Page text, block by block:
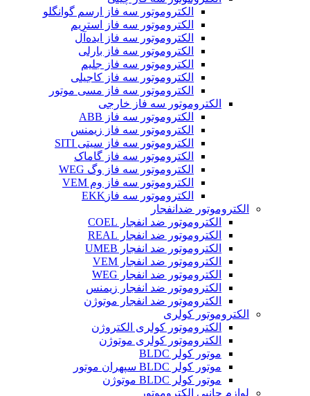
الکتروموتور سه فاز ارسم گوانگلو
الکتروموتور سه فاز استریم
الکتروموتور سه فاز ایده‌آل
الکتروموتور سه فاز بارلی
الکتروموتور سه فاز جلیم
الکتروموتور سه فاز کاجیلی
الکتروموتور سه فاز مسی موتور
الکتروموتور سه فاز خارجی
الکتروموتور سه فاز ABB
الکتروموتور سه فاز زیمنس
الکتروموتور سه فاز سیتی SITI
الکتروموتور سه فاز گاماک
الکتروموتور سه فاز وگ WEG
الکتروموتور سه فاز وم VEM
الکتروموتور سه فازEKK
الکتروموتور ضدانفجار
الکتروموتور ضد انفجار COEL
الکتروموتور ضد انفجار REAL
الکتروموتور ضد انفجار UMEB
الکتروموتور ضد انفجار VEM
الکتروموتور ضد انفجار WEG
الکتروموتور ضد انفجار زیمنس
الکتروموتور ضد انفجار موتوژن
الکتروموتور کولری
الکتروموتور کولری الکتروژن
الکتروموتور کولری موتوژن
موتور کولر BLDC
موتور کولر BLDC سپهران موتور
موتور کولر BLDC موتوژن
لوازم جانبی الکتروموتور